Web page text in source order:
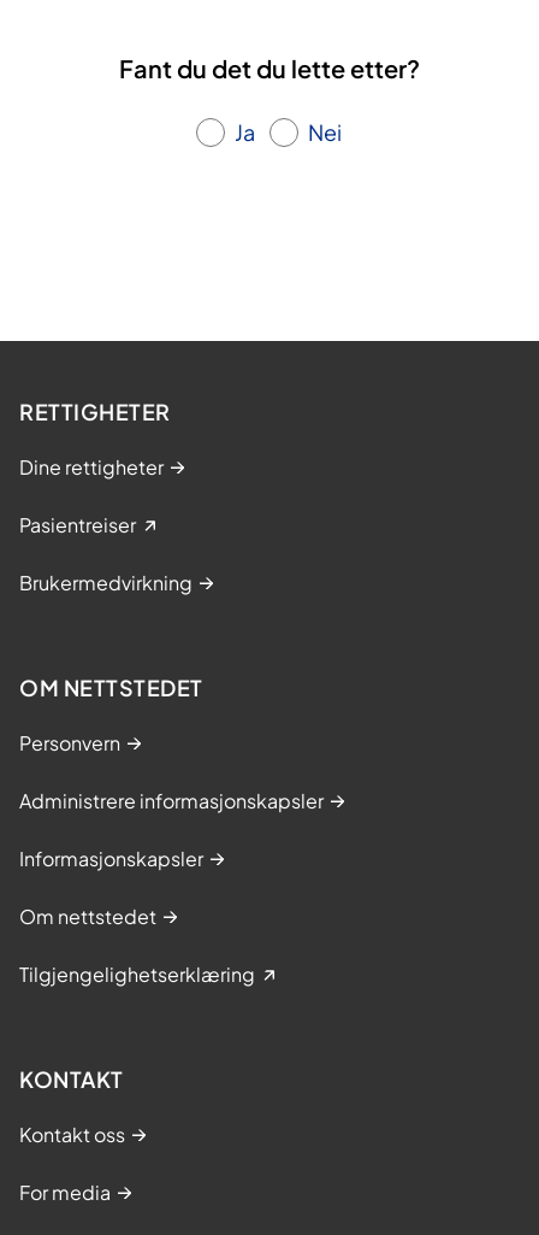
Fant du det du lette etter?
Ja Nei
RETTIGHETER
Dine rettigheter
Pasientreiser
Brukermedvirkning
OM NETTSTEDET
Personvern
Administrere informasjonskapsler
Informasjonskapsler
Om nettstedet
Tilgjengelighetserklæring
KONTAKT
Kontakt oss
For media